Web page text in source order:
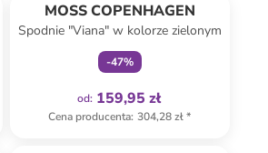
MOSS COPENHAGEN
Spodnie "Viana" w kolorze zielonym
-47%
od: 159,95 zł
Cena producenta: 304,28 zł*